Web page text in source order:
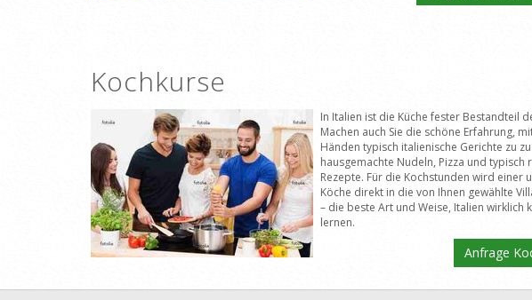
Kochkurse
In Italien ist die Küche fester Bestandteil
Machen auch Sie die schöne Erfahrung,
Händen typisch italienische Gerichte zu
hausgemachte Nudeln, Pizza und typisch
Rezepte. Für die Kochstunden wird einer
Köche direkt in die von Ihnen gewählte
– die beste Art und Weise, Italien wirklich
lernen.
Anfrage